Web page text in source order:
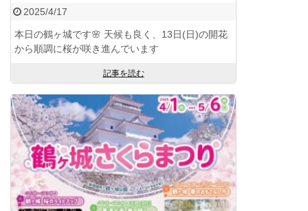
2025/4/17
本日の鶴ヶ城です🌸 天候も良く、13日(日)の開花
から順調に桜が咲き進んでいます
記事を読む